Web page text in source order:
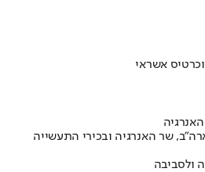
שר האנרגיה ובכירי התעשייה
ולסביבה